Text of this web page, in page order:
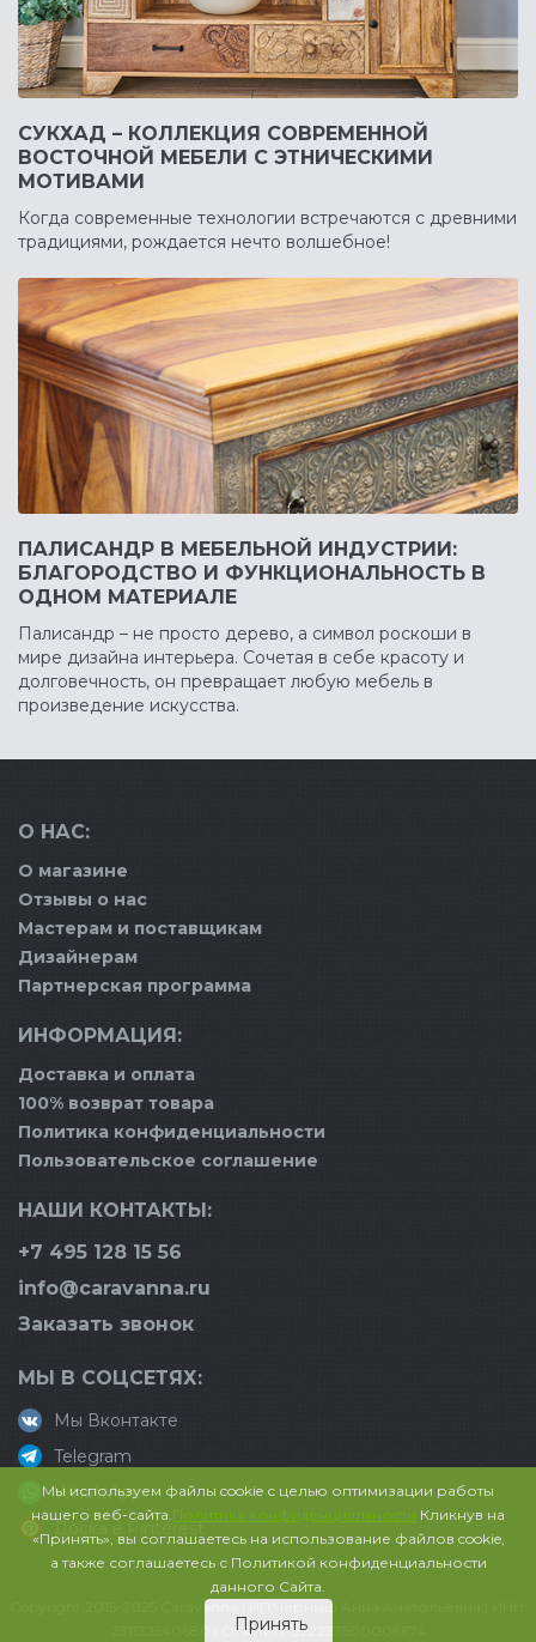
СУКХАД – КОЛЛЕКЦИЯ СОВРЕМЕННОЙ
ВОСТОЧНОЙ МЕБЕЛИ С ЭТНИЧЕСКИМИ
МОТИВАМИ
Когда современные технологии встречаются с древними
традициями, рождается нечто волшебное!
ПАЛИСАНДР В МЕБЕЛЬНОЙ ИНДУСТРИИ:
БЛАГОРОДСТВО И ФУНКЦИОНАЛЬНОСТЬ В
ОДНОМ МАТЕРИАЛЕ
Палисандр – не просто дерево, а символ роскоши в
мире дизайна интерьера. Сочетая в себе красоту и
долговечность, он превращает любую мебель в
произведение искусства.
О НАС:
О магазине
Отзывы о нас
Мастерам и поставщикам
Дизайнерам
Партнерская программа
ИНФОРМАЦИЯ:
Доставка и оплата
100% возврат товара
Политика конфиденциальности
Пользовательское соглашение
НАШИ КОНТАКТЫ:
+7 495 128 15 56
info@caravanna.ru
Заказать звонок
МЫ В СОЦСЕТЯХ:
Мы Вконтакте
Telegram
WhatsApp
Доска в Pinterest
Copyright 2015-2025 Caravanna | ИП Черныш Анна Анатольевна | ИНН:
231132540680 | ОГРНИП: 322237500006674
Мы используем файлы cookie с целью оптимизации работы
нашего веб-сайта.Политика конфиденциальности Кликнув на
«Принять», вы соглашаетесь на использование файлов cookie,
а также соглашаетесь с Политикой конфиденциальности
данного Сайта.
Принять